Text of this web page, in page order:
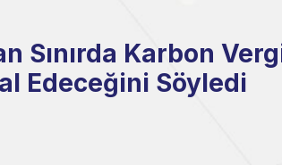
Sınırda Karbon
Edeceğini Söyledi